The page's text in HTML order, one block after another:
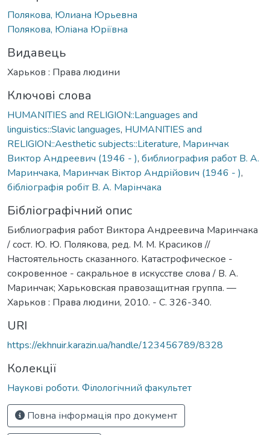
Полякова, Юлиана Юрьевна
Полякова, Юліана Юріївна
Видавець
Харьков : Права людини
Ключові слова
HUMANITIES and RELIGION::Languages and
linguistics::Slavic languages, HUMANITIES and
RELIGION::Aesthetic subjects::Literature, Маринчак
Виктор Андреевич (1946 - ), библиография работ В. А.
Маринчака, Маринчак Віктор Андрійович (1946 - ),
бібліографія робіт В. А. Марінчака
Бібліографічний опис
Библиография работ Виктора Андреевича Маринчака
/ сост. Ю. Ю. Полякова, ред. М. М. Красиков //
Настоятельность сказанного. Катастрофическое -
сокровенное - сакральное в искусстве слова / В. А.
Маринчак; Харьковская правозащитная группа. —
Харьков : Права людини, 2010. - С. 326-340.
URI
https://ekhnuir.karazin.ua/handle/123456789/8328
Колекції
Наукові роботи. Філологічний факультет
Повна інформація про документ